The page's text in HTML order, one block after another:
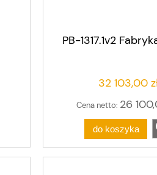
PB-1317.1v2
32 103,00
Cena netto: 26
do koszyka